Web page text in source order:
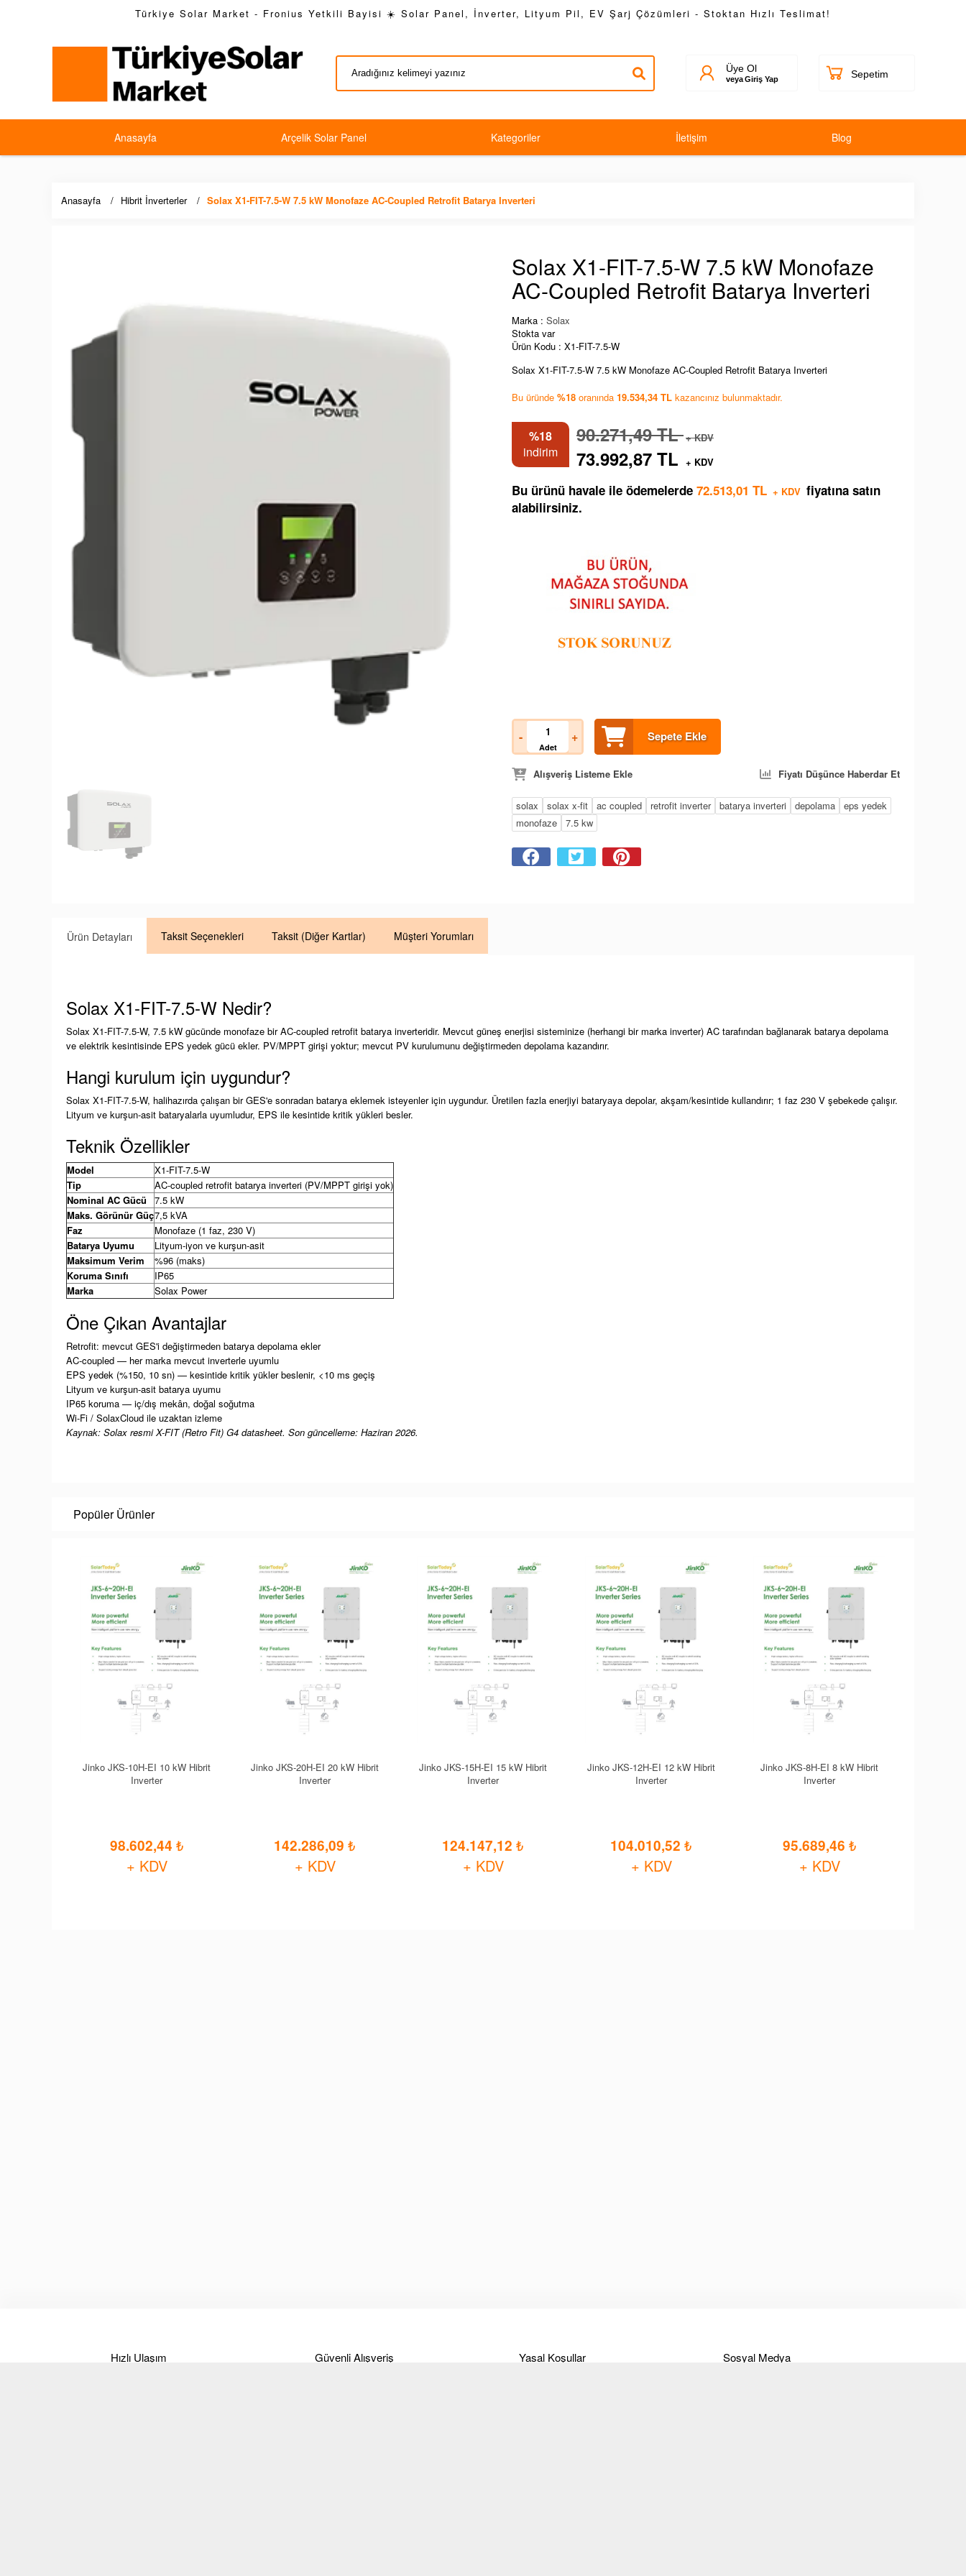
Türkiye Solar Market - Fronius Yetkili Bayisi ☀️ Solar Panel, İnverter, Lityum Pil, EV Şarj Çözümleri - Stoktan Hızlı Teslimat!
Giriş Yap
veya
Üye Ol
Anasayfa Arçelik Solar Panel Kategoriler İletişim Blog
Anasayfa Hibrit İnverterler Solax X1-FIT-7.5-W 7.5 kW Monofaze AC-Coupled Retrofit Batarya Inverteri
Solax X1-FIT-7.5-W 7.5 kW Monofaze
AC-Coupled Retrofit Batarya Inverteri
Marka : Solax
Stokta var
Ürün Kodu : X1-FIT-7.5-W
%18
indirim
90.271,49 TL+ KDV
73.992,87 TL + KDV
Bu üründe %18 oranında 19.534,34 TL kazancınız bulunmaktadır.
Bu ürünü havale ile ödemelerde 72.513,01 TL + KDV fiyatına satın
alabilirsiniz.
-
Adet
+ Sepete Ekle
Alışveriş Listeme Ekle Fiyatı Düşünce Haberdar Et
Solax X1-FIT-7.5-W 7.5 kW Monofaze AC-Coupled Retrofit Batarya Inverteri
solax solax x-fit ac coupled retrofit inverter batarya inverteri depolama
eps yedek
monofaze
7.5 kw
Ürün Detayları Taksit Seçenekleri Taksit (Diğer Kartlar) Müşteri Yorumları
Solax X1-FIT-7.5-W Nedir?
Solax X1-FIT-7.5-W, 7.5 kW gücünde monofaze bir AC-coupled retrofit batarya inverteridir. Mevcut güneş enerjisi sisteminize (herhangi bir marka inverter) AC tarafından bağlanarak batarya depolama
ve elektrik kesintisinde EPS yedek gücü ekler. PV/MPPT girişi yoktur; mevcut PV kurulumunu değiştirmeden depolama kazandırır.
Hangi kurulum için uygundur?
Solax X1-FIT-7.5-W, halihazırda çalışan bir GES'e sonradan batarya eklemek isteyenler için uygundur. Üretilen fazla enerjiyi bataryaya depolar, akşam/kesintide kullandırır; 1 faz 230 V şebekede çalışır.
Lityum ve kurşun-asit bataryalarla uyumludur, EPS ile kesintide kritik yükleri besler.
Teknik Özellikler
Model
X1-FIT-7.5-W
Tip
AC-coupled retrofit batarya inverteri (PV/MPPT girişi yok)
Nominal AC Gücü
7.5 kW
Maks. Görünür Güç7,5 kVA
Faz
Monofaze (1 faz, 230 V)
Batarya Uyumu
Lityum-iyon ve kurşun-asit
Maksimum Verim
%96 (maks)
Koruma Sınıfı
IP65
Marka
Solax Power
Öne Çıkan Avantajlar
Retrofit: mevcut GES'i değiştirmeden batarya depolama ekler
AC-coupled — her marka mevcut inverterle uyumlu
EPS yedek (%150, 10 sn) — kesintide kritik yükler beslenir, <10 ms geçiş
Lityum ve kurşun-asit batarya uyumu
IP65 koruma — iç/dış mekân, doğal soğutma
Wi-Fi / SolaxCloud ile uzaktan izleme
Kaynak: Solax resmi X-FIT (Retro Fit) G4 datasheet. Son güncelleme: Haziran 2026.
Popüler Ürünler
Jinko JKS-10H-EI 10 kW Hibrit
Inverter
98.602,44
+ KDV
Jinko JKS-20H-EI 20 kW Hibrit
Inverter
142.286,09
+ KDV
Jinko JKS-15H-EI 15 kW Hibrit
Inverter
124.147,12
+ KDV
Jinko JKS-12H-EI 12 kW Hibrit
Inverter
104.010,52
+ KDV
Jinko JKS-8H-EI 8 kW Hibrit
Inverter
95.689,46
+ KDV
Hızlı Ulaşım Güvenli Alışveriş Yasal Koşullar Sosyal Medya